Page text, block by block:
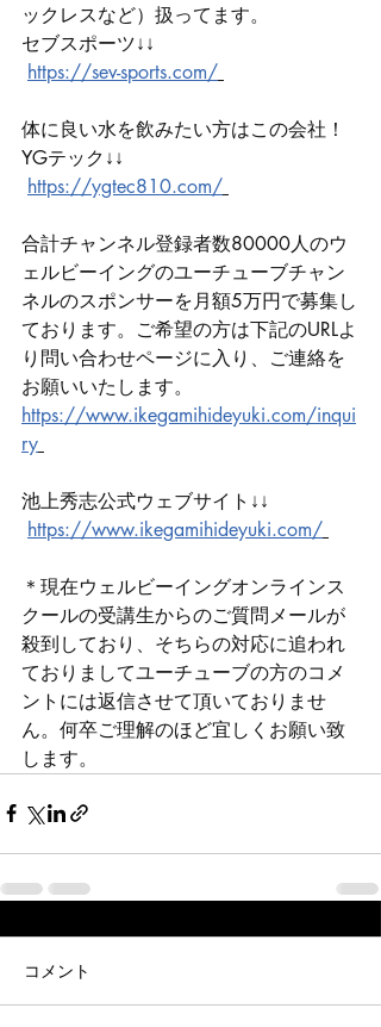
ックレスなど）扱ってます。
セブスポーツ↓↓
https://sev-sports.com/
体に良い水を飲みたい方はこの会社！
YGテック↓↓
https://ygtec810.com/
合計チャンネル登録者数80000人のウ
ェルビーイングのユーチューブチャン
ネルのスポンサーを月額5万円で募集し
ております。ご希望の方は下記のURLよ
り問い合わせページに入り、ご連絡を
お願いいたします。
https://www.ikegamihideyuki.com/inqui
ry
池上秀志公式ウェブサイト↓↓
https://www.ikegamihideyuki.com/
＊現在ウェルビーイングオンラインス
クールの受講生からのご質問メールが
殺到しており、そちらの対応に追われ
ておりましてユーチューブの方のコメ
ントには返信させて頂いておりませ
ん。何卒ご理解のほど宜しくお願い致
します。
コメント